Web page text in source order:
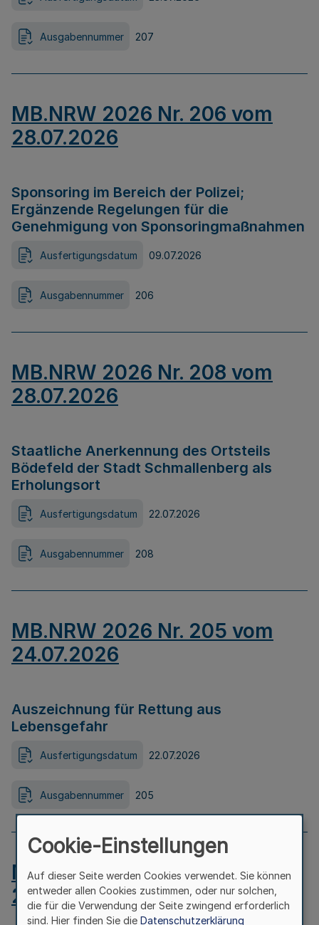
Ausgabennummer 207
MB.NRW 2026 Nr. 206 vom
28.07.2026
Sponsoring im Bereich der Polizei;
Ergänzende Regelungen für die
Genehmigung von Sponsoringmaßnahmen
Ausfertigungsdatum 09.07.2026
Ausgabennummer 206
MB.NRW 2026 Nr. 208 vom
28.07.2026
Staatliche Anerkennung des Ortsteils
Bödefeld der Stadt Schmallenberg als
Erholungsort
Ausfertigungsdatum 22.07.2026
Ausgabennummer 208
MB.NRW 2026 Nr. 205 vom
24.07.2026
Auszeichnung für Rettung aus
Lebensgefahr
Ausfertigungsdatum 22.07.2026
Ausgabennummer 205
MB.NRW 2026 Nr. 204 vom
24.07.2026
Cookie-Einstellungen
Auf dieser Seite werden Cookies verwendet. Sie können
entweder allen Cookies zustimmen, oder nur solchen,
die für die Verwendung der Seite zwingend erforderlich
sind. Hier finden Sie die Datenschutzerklärung